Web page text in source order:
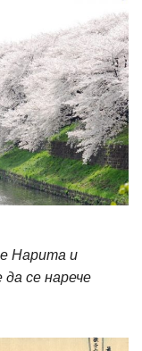
Нарита и
се нарече